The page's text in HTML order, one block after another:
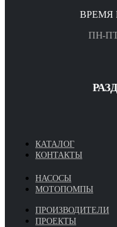
ВРЕМЯ
ПН-ПТ
КАТАЛОГ
КОНТАКТЫ
НАСОСЫ
МОТОПОМПЫ
ПРОИЗВОДИТЕЛИ
ПРОЕКТЫ